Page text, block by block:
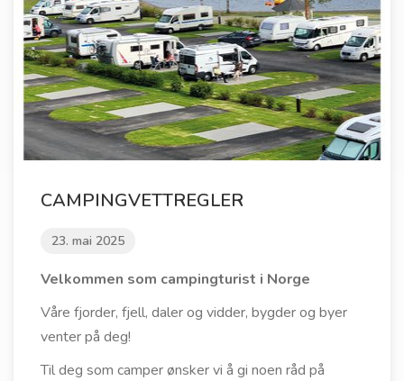
CAMPINGVETTREGLER
23. mai 2025
Velkommen som campingturist i Norge
Våre fjorder, fjell, daler og vidder, bygder og byer
venter på deg!
Til deg som camper ønsker vi å gi noen råd på